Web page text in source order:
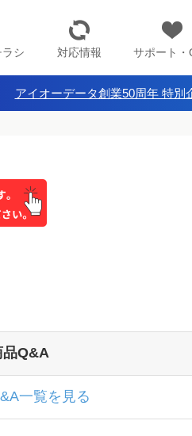
シ 対応情報 サポート・
アイオーデータ創業50周年 特別
品Q&A
一覧を見る